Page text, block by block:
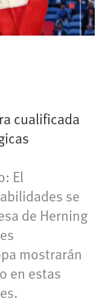
cualificada
El
se
de Herning​
mostrarán
en estas